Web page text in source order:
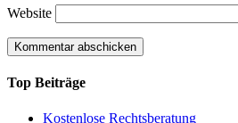
Website
Top Beiträge
Kostenlose Rechtsberatung